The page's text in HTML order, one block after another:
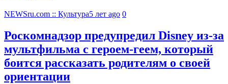
NEWSru.com :: Культура5 лет ago 0
Роскомнадзор предупредил Disney из-за
мультфильма c героем-геем, который
боится рассказать родителям о своей
ориентации